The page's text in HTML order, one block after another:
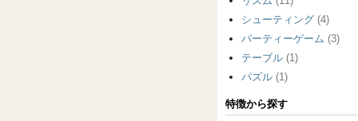
シューティング (4)
パーティーゲーム (3)
テーブル (1)
パズル (1)
特徴から探す